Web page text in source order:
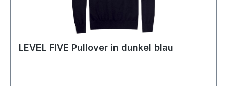
LEVEL FIVE Pullover in dunkel blau